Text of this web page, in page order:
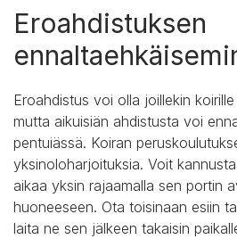
Eroahdistuksen
Eroahdistus voi olla joillekin
mutta aikuisiän ahdistusta voi
pentuiässä. Koiran
yksinoloharjoituksia. Voit
aikaa yksin rajaamalla sen portin
huoneeseen. Ota toisinaan esiin
laita ne sen jälkeen takaisin